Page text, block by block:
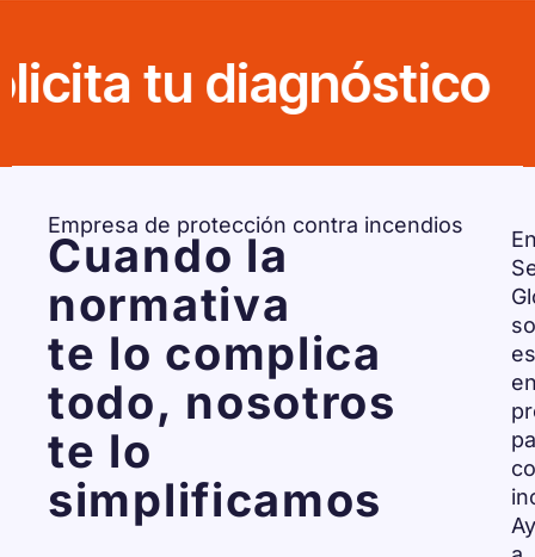
tu diagnóstico
Empresa de protección contra incendios
Cuando la
normativa
te lo complica
todo, nosotros
te lo
simplificamos